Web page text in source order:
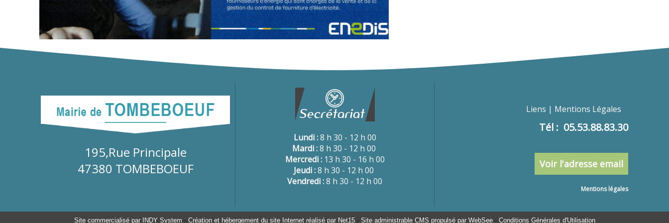
195,Rue Principale
47380 TOMBEBOEUF
Lundi :8 h 30 - 12 h 00
Mardi :8 h 30 - 12 h 00
Mercredi :13 h 30 - 16 h 00
Jeudi :8 h 30 - 12 h 00
Vendredi :8 h 30 - 12 h 00
Liens Mentions Légales
Tél : 05.53.88.83.30
Voir l'adresse email
Mentions légales
Site commercialisé par INDY System - Création et hébergement du site Internet réalisé par Net15- Site administrable CMS propulsé par WebSee- Conditions Générales d'Utilisation